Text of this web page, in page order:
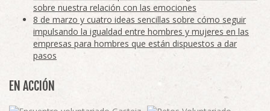
sobre nuestra relación con las emociones
8 de marzo y cuatro ideas sencillas sobre cómo seguir
impulsando la igualdad entre hombres y mujeres en las
empresas para hombres que están dispuestos a dar
pasos
EN ACCIÓN